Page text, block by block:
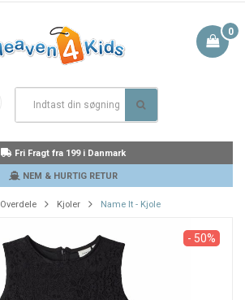
0
Fri Fragt fra 199 i Danmark
NEM & HURTIG RETUR
Overdele Kjoler Name It - Kjole
- 50%